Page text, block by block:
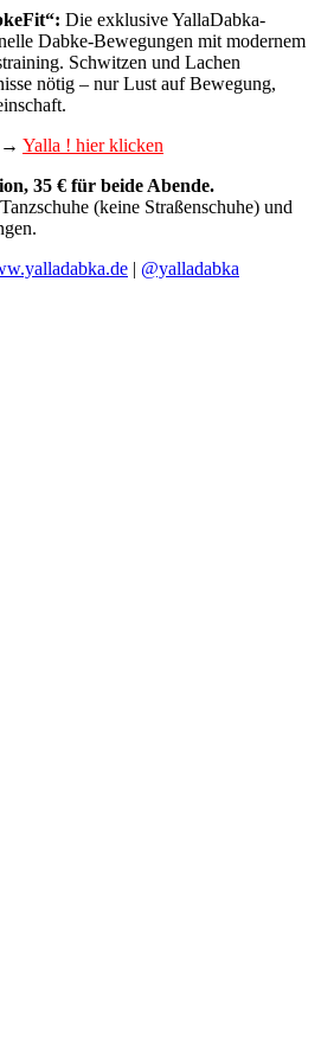
Die exklusive YallaDabka-
Dabke-Bewegungen mit modernem
Schwitzen und Lachen
nötig – nur Lust auf Bewegung,
→ Yalla ! hier klicken
35 € für beide Abende.
(keine Straßenschuhe) und
| @yalladabka